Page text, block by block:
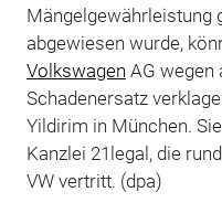
Mängelgewährleistung
abgewiesen wurde,
Volkswagen AG wegen
Schadenersatz
Yildirim in München.
Kanzlei 21legal, die
VW vertritt. (dpa)